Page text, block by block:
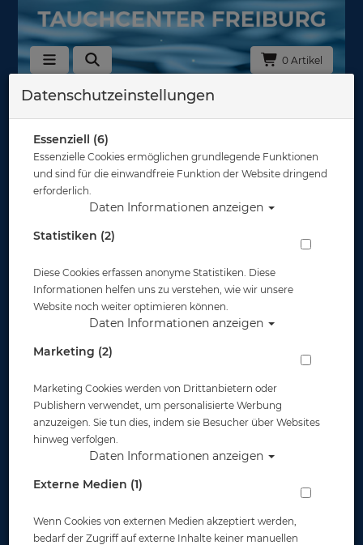
0 Artikel
Zurück
Cressi Flossen Agua - Aquamarine - Gr.
43/44 (8,5/-9,5)
Artikelnr.: cre-CA206343
Datenschutzeinstellungen
Essenziell (6)
Essenzielle Cookies ermöglichen grundlegende Funktionen
und sind für die einwandfreie Funktion der Website dringend
erforderlich.
Daten Informationen anzeigen
Statistiken (2)
Diese Cookies erfassen anonyme Statistiken. Diese
Informationen helfen uns zu verstehen, wie wir unsere
Website noch weiter optimieren können.
Daten Informationen anzeigen
Marketing (2)
Marketing Cookies werden von Drittanbietern oder
Publishern verwendet, um personalisierte Werbung
anzuzeigen. Sie tun dies, indem sie Besucher über Websites
hinweg verfolgen.
Daten Informationen anzeigen
Externe Medien (1)
Wenn Cookies von externen Medien akzeptiert werden,
bedarf der Zugriff auf externe Inhalte keiner manuellen